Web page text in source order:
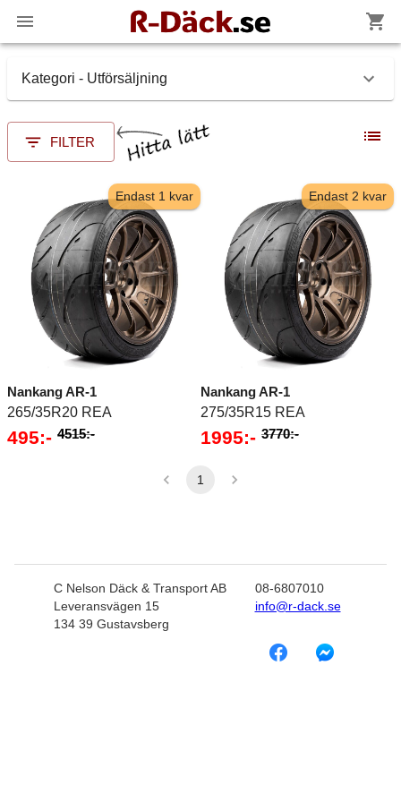
Kategori - Utförsäljning
FILTER
Nankang AR-1
265/35R20 REA
495:- 4515:-
Endast 1 kvar
Nankang AR-1
275/35R15 REA
1995:- 3770:-
Endast 2 kvar
1
C Nelson Däck & Transport AB
Leveransvägen 15
134 39 Gustavsberg
08-6807010
info@r-dack.se